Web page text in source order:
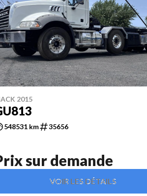
2015
548531 km 35656
sur demande
VOIR LES DÉTAILS